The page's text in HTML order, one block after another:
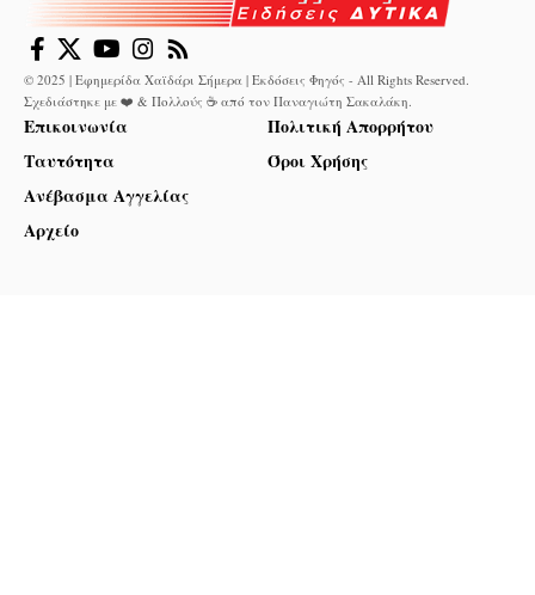
© 2025 | Εφημερίδα Χαϊδάρι Σήμερα | Εκδόσεις Φηγός - All Rights Reserved.
Σχεδιάστηκε με ❤️ & Πολλούς ☕ από τον Παναγιώτη Σακαλάκη
Επικοινωνία
Ταυτότητα
Ανέβασμα Αγγελίας
Αρχείο
Πολιτική Απορρήτου
Όροι Χρήσης